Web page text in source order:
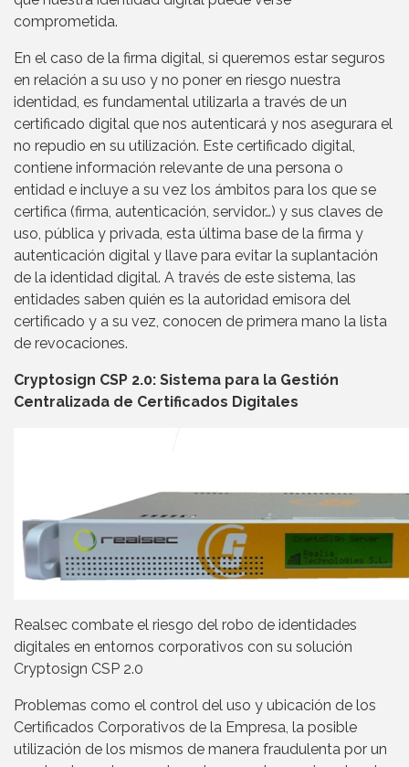
comprometida.
En el caso de la firma digital, si queremos estar seguros
en relación a su uso y no poner en riesgo nuestra
identidad, es fundamental utilizarla a través de un
certificado digital que nos autenticará y nos asegurara el
no repudio en su utilización. Este certificado digital,
contiene información relevante de una persona o
entidad e incluye a su vez los ámbitos para los que se
certifica (firma, autenticación, servidor…) y sus claves de
uso, pública y privada, esta última base de la firma y
autenticación digital y llave para evitar la suplantación
de la identidad digital. A través de este sistema, las
entidades saben quién es la autoridad emisora del
certificado y a su vez, conocen de primera mano la lista
de revocaciones.
Cryptosign CSP 2.0: Sistema para la Gestión
Centralizada de Certificados Digitales
Realsec combate el riesgo del robo de identidades
digitales en entornos corporativos con su solución
Cryptosign CSP 2.0
Problemas como el control del uso y ubicación de los
Certificados Corporativos de la Empresa, la posible
utilización de los mismos de manera fraudulenta por un